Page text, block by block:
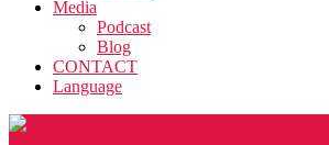
Media
Podcast
Blog
CONTACT
Language